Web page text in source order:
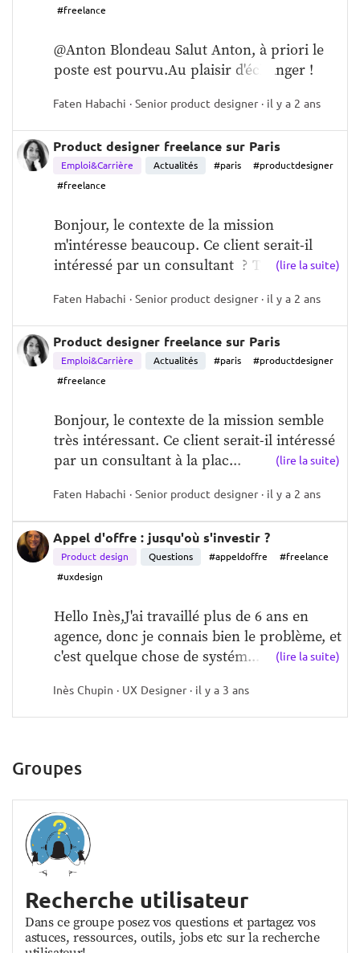
#freelance
@Anton Blondeau Salut Anton, à priori le
poste est pourvu.Au plaisir d'échanger !
Faten Habachi · Senior product designer · il y a 2 ans
Product designer freelance sur Paris
Emploi&Carrière Actualités #paris
#productdesigner
#freelance
Bonjour, le contexte de la mission
m'intéresse beaucoup. Ce client serait-il
intéressé par un consultant  ? TJM négoc...
(lire la suite)
Faten Habachi · Senior product designer · il y a 2 ans
Product designer freelance sur Paris
Emploi&Carrière Actualités #paris
#productdesigner
#freelance
Bonjour, le contexte de la mission semble
très intéressant. Ce client serait-il intéressé
par un consultant à la plac...
(lire la suite)
Faten Habachi · Senior product designer · il y a 2 ans
Appel d'offre : jusqu'où s'investir ?
Product design Questions #appeldoffre
#freelance
#uxdesign
Hello Inès,J'ai travaillé plus de 6 ans en
agence, donc je connais bien le problème, et
c'est quelque chose de systém...
(lire la suite)
Inès Chupin · UX Designer · il y a 3 ans
Groupes
Recherche utilisateur
Dans ce groupe posez vos questions et partagez vos
astuces, ressources, outils, jobs etc sur la recherche